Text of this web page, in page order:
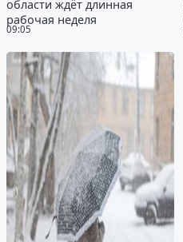
09:05
области ждёт длинная
рабочая неделя